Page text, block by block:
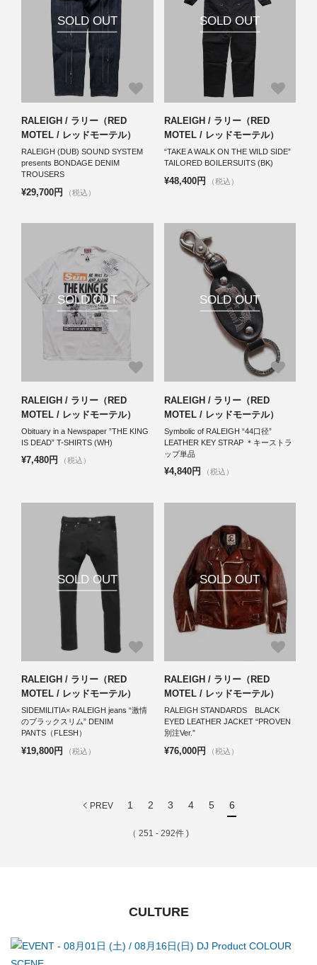
SOLD OUT
RALEIGH / ラリー（RED
MOTEL / レッドモーテル）
RALEIGH (DUB) SOUND SYSTEM
presents BONDAGE DENIM
TROUSERS
¥29,700円 （税込）
SOLD OUT
RALEIGH / ラリー（RED
MOTEL / レッドモーテル）
“TAKE A WALK ON THE WILD SIDE”
TAILORED BOILERSUITS (BK)
¥48,400円 （税込）
SOLD OUT
RALEIGH / ラリー（RED
MOTEL / レッドモーテル）
Obituary in a Newspaper ”THE KING
IS DEAD” T-SHIRTS (WH)
¥7,480円 （税込）
SOLD OUT
RALEIGH / ラリー（RED
MOTEL / レッドモーテル）
Symbolic of RALEIGH “44口径”
LEATHER KEY STRAP ＊キーストラ
ップ単品
¥4,840円 （税込）
SOLD OUT
RALEIGH / ラリー（RED
MOTEL / レッドモーテル）
SIDEMILITIA× RALEIGH jeans “激情
のブラックスリム” DENIM
PANTS（FLESH）
¥19,800円 （税込）
SOLD OUT
RALEIGH / ラリー（RED
MOTEL / レッドモーテル）
RALEIGH STANDARDS BLACK
EYED LEATHER JACKET “PROVEN
別注Ver.”
¥76,000円 （税込）
PREV 1 2 3 4 5 6
（ 251 - 292件 )
CULTURE